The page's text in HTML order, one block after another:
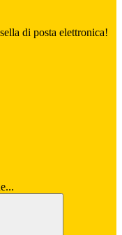
di posta elettronica!